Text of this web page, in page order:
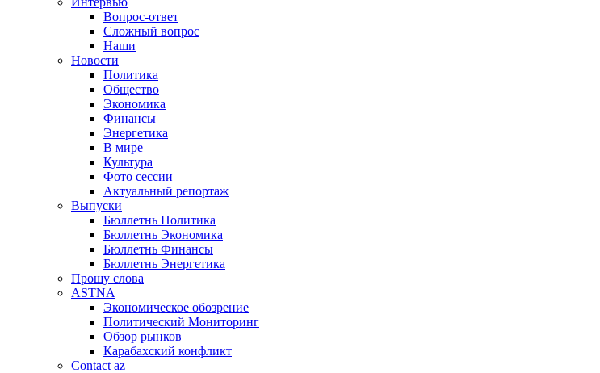
Вопрос-ответ
Сложный вопрос
Наши
Новости
Политика
Общество
Экономика
Финансы
Энергетика
В мире
Культура
Фото сессии
Актуальный репортаж
Выпуски
Бюллетнь Политика
Бюллетнь Экономика
Бюллетнь Финансы
Бюллетнь Энергетика
Прошу слова
ASTNA
Экономическое обозрение
Политический Мониторинг
Обзор рынков
Карабахский конфликт
Contact az